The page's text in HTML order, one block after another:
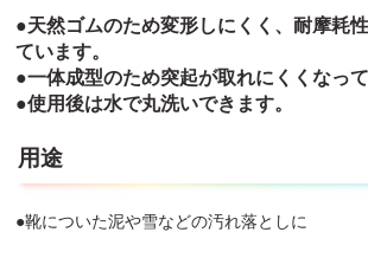
●天然ゴムのため変形しにくく、耐摩耗
ています。
●一体成型のため突起が取れにくくなって
●使用後は水で丸洗いできます。
用途
●靴についた泥や雪などの汚れ落としに